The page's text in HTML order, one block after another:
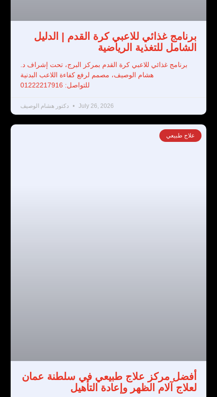
برنامج غذائي للاعبي كرة القدم | الدليل
الشامل للتغذية الرياضية
برنامج غذائي للاعبي كرة القدم بمركز البرج، تحت إشراف د.
هشام الوصيف، مصمم لرفع كفاءة اللاعب البدنية
للتواصل: 01222217916
دكتور هشام الوصيف July 26, 2026
علاج طبيعي
أفضل مركز علاج طبيعي في سلطنة عمان
لعلاج آلام الظهر وإعادة التأهيل